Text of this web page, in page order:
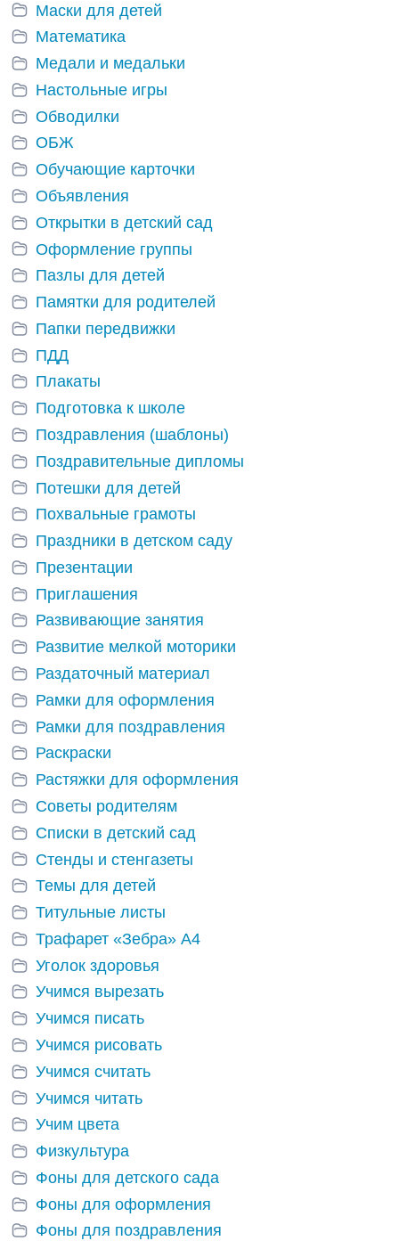
Маски для детей
Математика
Медали и медальки
Настольные игры
Обводилки
ОБЖ
Обучающие карточки
Объявления
Открытки в детский сад
Оформление группы
Пазлы для детей
Памятки для родителей
Папки передвижки
ПДД
Плакаты
Подготовка к школе
Поздравления (шаблоны)
Поздравительные дипломы
Потешки для детей
Похвальные грамоты
Праздники в детском саду
Презентации
Приглашения
Развивающие занятия
Развитие мелкой моторики
Раздаточный материал
Рамки для оформления
Рамки для поздравления
Раскраски
Растяжки для оформления
Советы родителям
Списки в детский сад
Стенды и стенгазеты
Темы для детей
Титульные листы
Трафарет «Зебра» А4
Уголок здоровья
Учимся вырезать
Учимся писать
Учимся рисовать
Учимся считать
Учимся читать
Учим цвета
Физкультура
Фоны для детского сада
Фоны для оформления
Фоны для поздравления